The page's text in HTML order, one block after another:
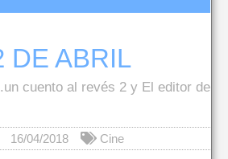
DE ABRIL
cuento al revés 2 y El editor de
16/04/2018 Cine